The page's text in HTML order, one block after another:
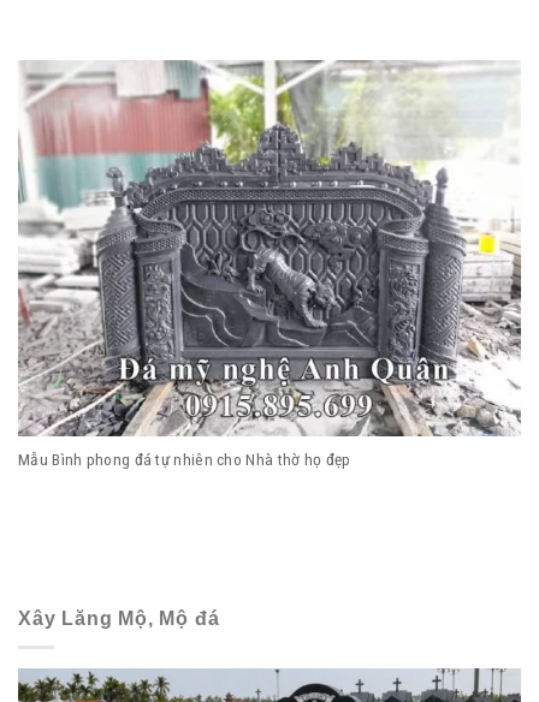
Mẫu Bình phong đá tự nhiên cho Nhà thờ họ đẹp
Xây Lăng Mộ, Mộ đá